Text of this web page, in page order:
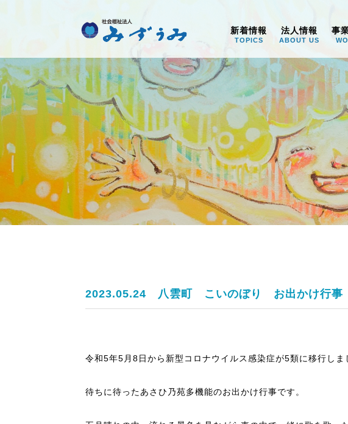
社会福祉法人みずうみ
新着情報
TOPICS
法人情報
ABOUT US
事
2023.05.24 八雲町 こいのぼり お出かけ行事
令和5年5月8日から新型コロナウイルス感染症が5類に移行しま
待ちに待ったあさひ乃苑多機能のお出かけ行事です。